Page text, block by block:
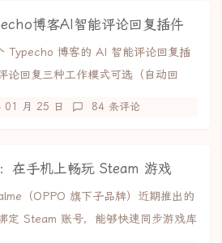
博客AI智能评论回复插件
Typecho 博客的 AI 智能评论回复插
论回复三种工作模式可选（自动回
01 月 25 日 84 条评论
在手机上畅玩 Steam 游戏
（OPPO 旗下子品牌）近期推出的
定 Steam 账号，能够快速同步游戏库